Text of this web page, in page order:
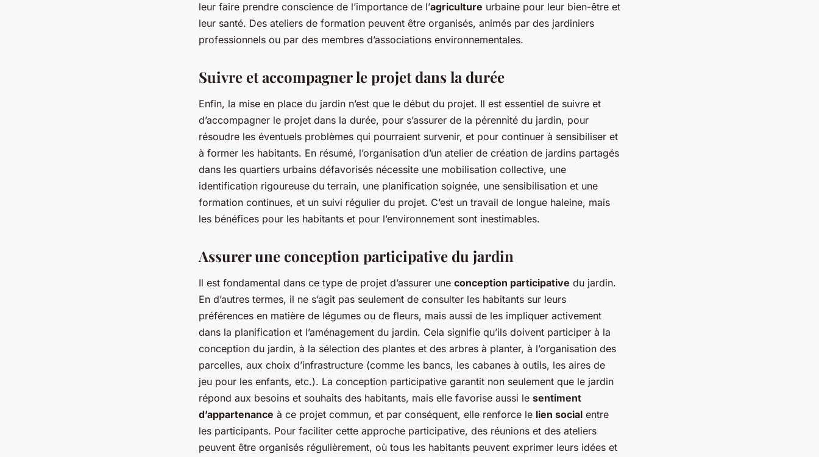
leur faire prendre conscience de l’importance de l’agriculture urbaine pour leur bien-être et
leur santé. Des ateliers de formation peuvent être organisés, animés par des jardiniers
professionnels ou par des membres d’associations environnementales.
Suivre et accompagner le projet dans la durée
Enfin, la mise en place du jardin n’est que le début du projet. Il est essentiel de suivre et
d’accompagner le projet dans la durée, pour s’assurer de la pérennité du jardin, pour
résoudre les éventuels problèmes qui pourraient survenir, et pour continuer à sensibiliser et
à former les habitants. En résumé, l’organisation d’un atelier de création de jardins partagés
dans les quartiers urbains défavorisés nécessite une mobilisation collective, une
identification rigoureuse du terrain, une planification soignée, une sensibilisation et une
formation continues, et un suivi régulier du projet. C’est un travail de longue haleine, mais
les bénéfices pour les habitants et pour l’environnement sont inestimables.
Assurer une conception participative du jardin
Il est fondamental dans ce type de projet d’assurer une conception participative du jardin.
En d’autres termes, il ne s’agit pas seulement de consulter les habitants sur leurs
préférences en matière de légumes ou de fleurs, mais aussi de les impliquer activement
dans la planification et l’aménagement du jardin. Cela signifie qu’ils doivent participer à la
conception du jardin, à la sélection des plantes et des arbres à planter, à l’organisation des
parcelles, aux choix d’infrastructure (comme les bancs, les cabanes à outils, les aires de
jeu pour les enfants, etc.). La conception participative garantit non seulement que le jardin
répond aux besoins et souhaits des habitants, mais elle favorise aussi le sentiment
d’appartenance à ce projet commun, et par conséquent, elle renforce le lien social entre
les participants. Pour faciliter cette approche participative, des réunions et des ateliers
peuvent être organisés régulièrement, où tous les habitants peuvent exprimer leurs idées et